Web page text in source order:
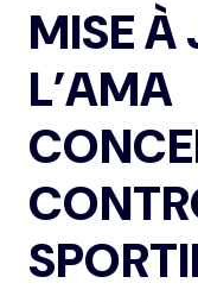
MISE À
L’AMA